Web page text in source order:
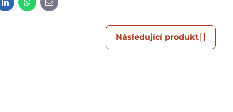
LinkedInWhatsApp
E-
mail
Následující produkt